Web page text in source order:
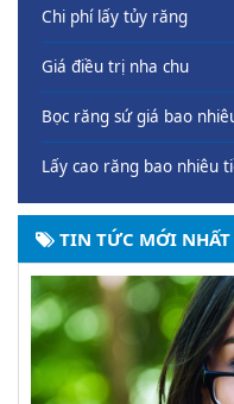
Chi phí lấy tủy răng
Giá điều trị nha chu
Bọc răng sứ giá bao
Lấy cao răng bao nhiêu
TIN TỨC MỚI NHẤT